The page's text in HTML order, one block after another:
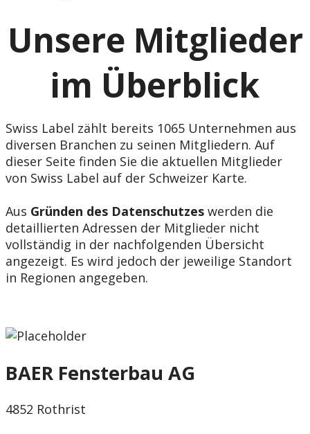
Unsere Mitglieder
im Überblick
Swiss Label zählt bereits 1065 Unternehmen aus
diversen Branchen zu seinen Mitgliedern. Auf
dieser Seite finden Sie die aktuellen Mitglieder
von Swiss Label auf der Schweizer Karte.
Aus Gründen des Datenschutzes werden die
detaillierten Adressen der Mitglieder nicht
vollständig in der nachfolgenden Übersicht
angezeigt. Es wird jedoch der jeweilige Standort
in Regionen angegeben.
BAER Fensterbau AG
4852 Rothrist